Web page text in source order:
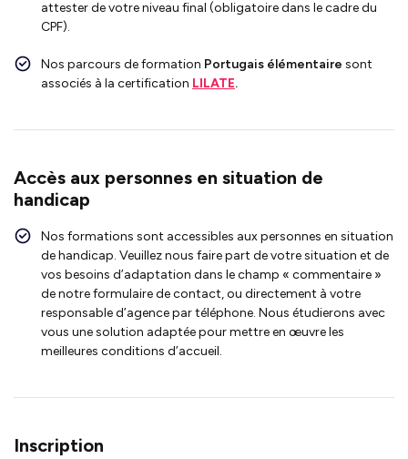
attester de votre niveau final (obligatoire dans le cadre du
CPF).
Nos parcours de formation Portugais élémentaire sont
associés à la certification LILATE.
Accès aux personnes en situation de
handicap
Nos formations sont accessibles aux personnes en situation
de handicap. Veuillez nous faire part de votre situation et de
vos besoins d’adaptation dans le champ « commentaire »
de notre formulaire de contact, ou directement à votre
responsable d’agence par téléphone. Nous étudierons avec
vous une solution adaptée pour mettre en œuvre les
meilleures conditions d’accueil.
Inscription